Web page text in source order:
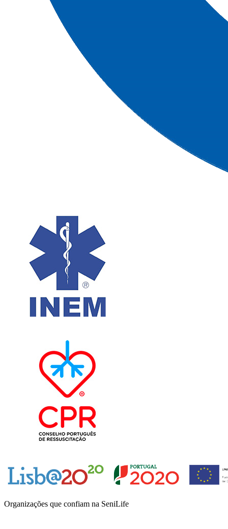
Organizações que confiam na SeniLife